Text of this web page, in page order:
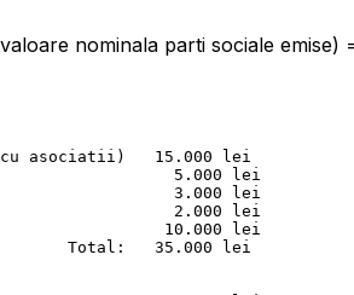
nominala parti sociale emise)
asociatii)   15.000 lei
5.000 lei
3.000 lei
2.000 lei
10.000 lei
Total:   35.000 lei